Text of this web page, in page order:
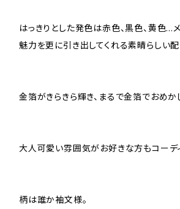
はっきりとした発色は赤色、黒色、黄色…
魅力を更に引き出してくれる素晴らしい
金箔がきらきら輝き、まるで金箔でおめか
大人可愛い雰囲気がお好きな方もコーデ
柄は誰か袖文様。